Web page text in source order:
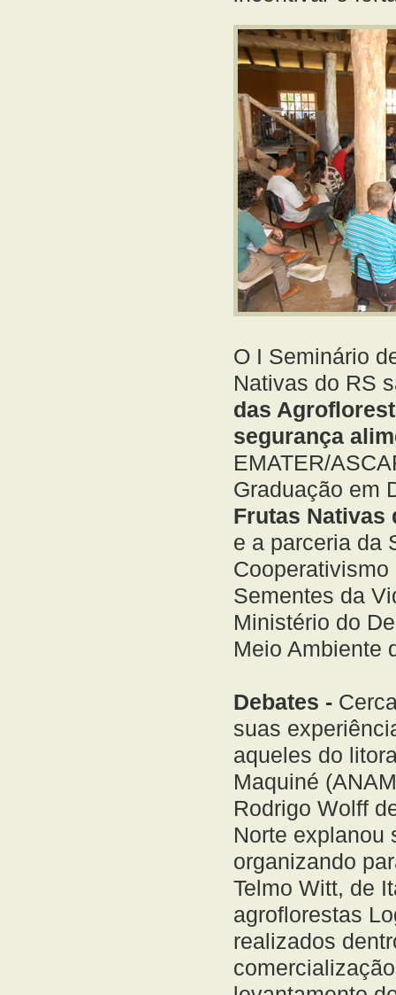
O I Seminário
Nativas do RS
das
segurança
EMATER/
Graduação em
Frutas Nativas
e a parceria da
Cooperativismo
Sementes da
Ministério do
Meio Ambiente
Debates -
suas
aqueles do
Maquiné
Rodrigo Wolff
Norte
organizando
Telmo Witt, de
agroflorestas
realizados